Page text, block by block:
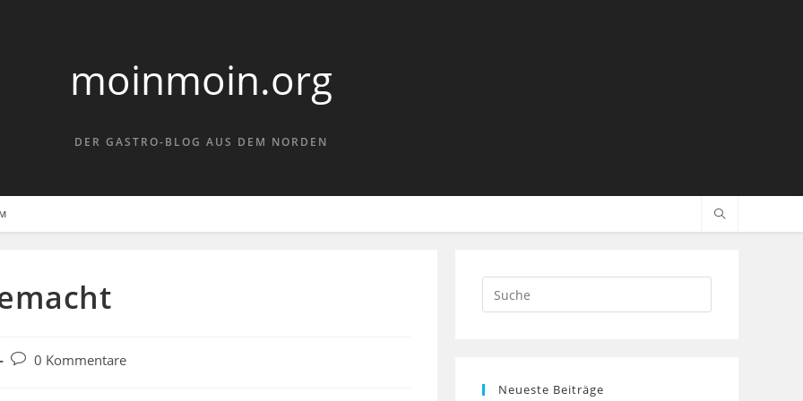
moinmoin.org
DER GASTRO-BLOG AUS DEM NORDEN
Beitrags-
0 Kommentare
Search
this
Neueste Beiträge